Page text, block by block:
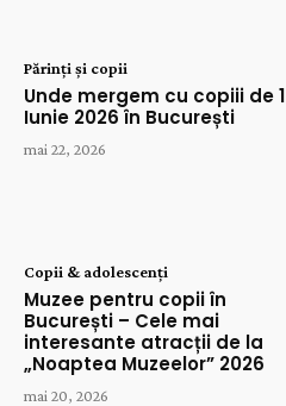
Părinți și copii
Unde mergem cu copiii de 1
Iunie 2026 în București
mai 22, 2026
Copii & adolescenți
Muzee pentru copii în
București – Cele mai
interesante atracții de la
„Noaptea Muzeelor” 2026
mai 20, 2026